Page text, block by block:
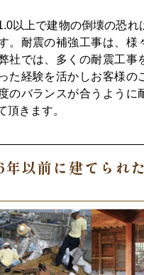
以上で建物の倒壊の恐れ
。耐震の補強工事は、様
社では、多くの耐震工事
た経験を活かしお客様の
のバランスが合うように
頂きます。
以前に建てられ